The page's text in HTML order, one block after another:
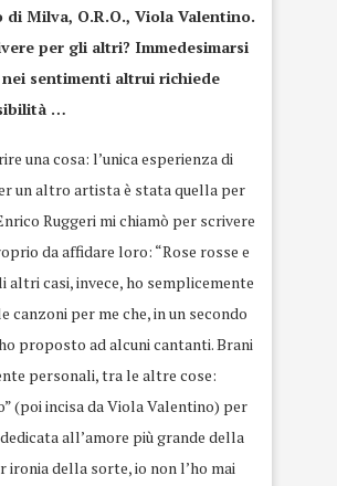
di Milva, O.R.O., Viola Valentino.
per gli altri? Immedesimarsi
sentimenti altrui richiede
…
una cosa: l’unica esperienza di
un altro artista è stata quella per
Ruggeri mi chiamò per scrivere
da affidare loro: “Rose rosse e
altri casi, invece, ho semplicemente
canzoni per me che, in un secondo
proposto ad alcuni cantanti. Brani
personali, tra le altre cose:
(poi incisa da Viola Valentino) per
all’amore più grande della
ironia della sorte, io non l’ho mai